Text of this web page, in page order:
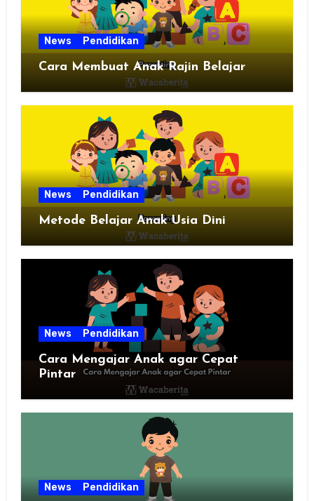
News Pendidikan
Cara Membuat Anak Rajin Belajar
News Pendidikan
Metode Belajar Anak Usia Dini
News Pendidikan
Cara Mengajar Anak agar Cepat
Pintar
News Pendidikan